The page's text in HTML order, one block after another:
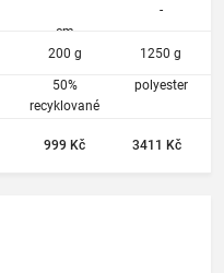
cm
200 g
50%
recyklované
999 Kč
-
1250 g
polyester
3411 Kč